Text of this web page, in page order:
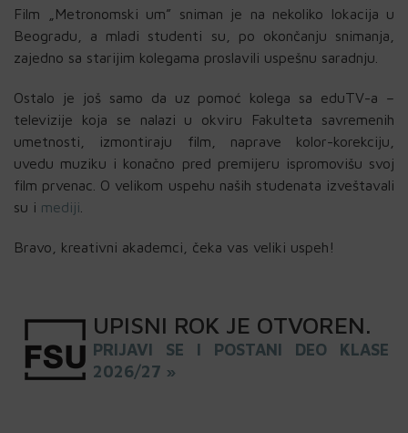
Film „Metronomski um” sniman je na nekoliko lokacija u
Beogradu, a mladi studenti su, po okončanju snimanja,
zajedno sa starijim kolegama proslavili uspešnu saradnju.
Ostalo je još samo da uz pomoć kolega sa eduTV-a –
televizije koja se nalazi u okviru Fakulteta savremenih
umetnosti, izmontiraju film, naprave kolor-korekciju,
uvedu muziku i konačno pred premijeru ispromovišu svoj
film prvenac. O velikom uspehu naših studenata izveštavali
su i mediji
Bravo, kreativni akademci, čeka vas veliki uspeh!
UPISNI ROK JE OTVOREN.
PRIJAVI SE I POSTANI DEO KLASE
2026/27 »